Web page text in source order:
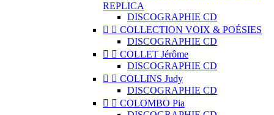
REPLICA
DISCOGRAPHIE CD
  COLLECTION VOIX & POÉSIES
DISCOGRAPHIE CD
  COLLET Jérôme
DISCOGRAPHIE CD
  COLLINS Judy
DISCOGRAPHIE CD
  COLOMBO Pia